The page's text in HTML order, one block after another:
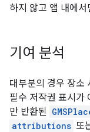
하지 않고 앱 내에
기여 분석
대부분의 경우 장소
필수 저작권 표시가
만 반환된
attributions 또